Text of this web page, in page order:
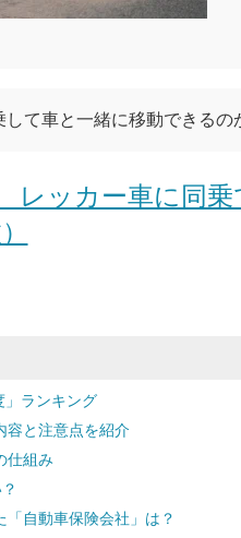
て車と一緒に移動できるの
ッカー車に同乗
ランキング
容と注意点を紹介
仕組み
自動車保険会社」は？